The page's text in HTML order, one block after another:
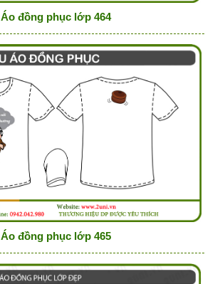
Áo đồng phục lớp 464
Áo đồng phục lớp 465